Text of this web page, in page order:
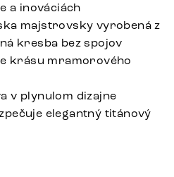
a inováciách
majstrovsky vyrobená z
kresba bez spojov
krásu mramorového
v plynulom dizajne
elegantný titánový